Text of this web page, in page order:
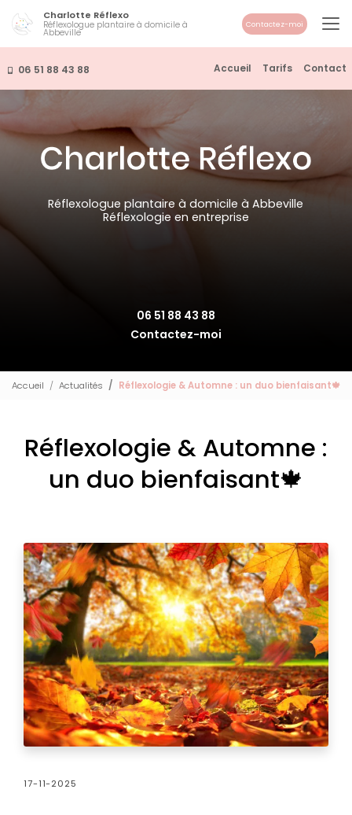
contenu
principal
06 51 88 43 88 Accueil Tarifs Contact
Charlotte Réflexo
Réflexologue plantaire à domicile à
Abbeville
Contactez-moi
Réflexologue plantaire à domicile à Abbeville
Réflexologie en entreprise
06 51 88 43 88
Contactez-moi
Accueil Actualités Réflexologie & Automne : un duo bienfaisant🍁
Réflexologie & Automne :
un duo bienfaisant🍁
17-11-2025